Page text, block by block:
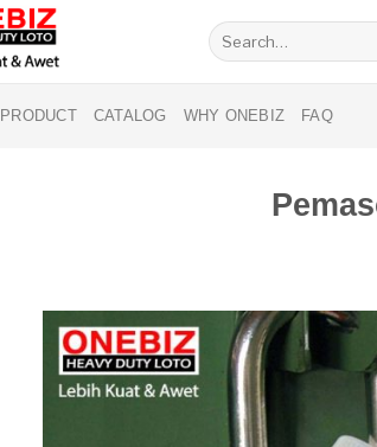
Search
for:
PRODUCT CATALOG WHY ONEBIZ FAQ